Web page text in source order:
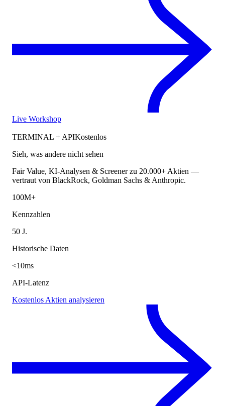
Live Workshop
TERMINAL + APIKostenlos
Sieh, was andere nicht sehen
Fair Value, KI-Analysen & Screener zu 20.000+ Aktien —
vertraut von BlackRock, Goldman Sachs & Anthropic.
100M+
Kennzahlen
50 J.
Historische Daten
<10ms
API-Latenz
Kostenlos Aktien analysieren